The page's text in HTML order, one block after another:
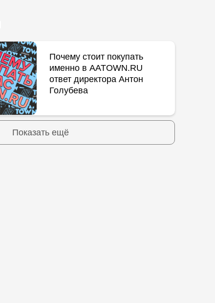
Почему стоит покупать
именно в AATOWN.RU
ответ директора Антон
Голубева
Показать ещё